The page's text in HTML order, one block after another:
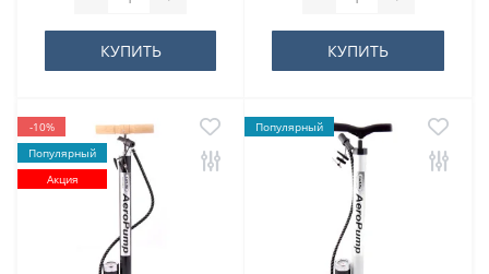
КУПИТЬ КУПИТЬ
-10%
Популярный
Акция
Популярный